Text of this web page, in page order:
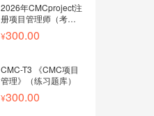
2026年CMCproject注
册项目管理师（考试试
卷）
300.00
CMC-T3 《CMC项目
管理》（练习题库）
300.00